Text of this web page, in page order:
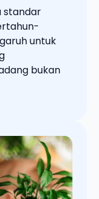
standar
untuk
bukan